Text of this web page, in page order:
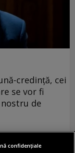
credință, cei
se vor fi
de
confidențiale